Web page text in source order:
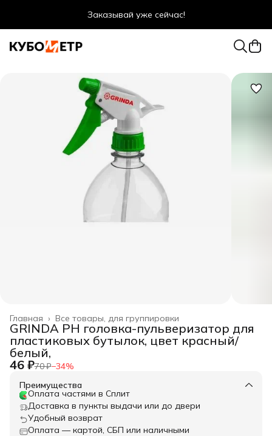
Заказывай уже сейчас!
Оптовые цены даже для физ. лиц
Все товары, для группировки
Главная ›
GRINDA PH головка-пульверизатор для
пластиковых бутылок, цвет красный/
белый,
46 ₽70 ₽−34%
Преимущества
Оплата частями в Сплит
Доставка в пункты выдачи или до двери
Удобный возврат
Оплата — картой, СБП или наличными